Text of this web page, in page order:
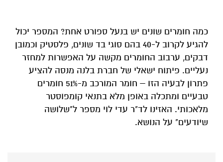
כמה חומרים שונים יש בנעל ספורט אחת? המספר יכול
להגיע לקרוב ל-40 בהם סוגי בד שונים, פלסטיק וכמובן
דבקים, ערבוב החומרים מקשה על האפשרות למחזר
נעליים. פיתוח ישאלי של חברת בלנה מנסה להציע
פתרון לבעיה הזו – חומר המורכב מ-51% חומרים
טבעיים ומתכלה באופן מלא בתנאי קומפוסטר
מלאכותי. האזינו לד"ר עדי לוי מספר ל"שלושה
שיודעים" על הנושא.